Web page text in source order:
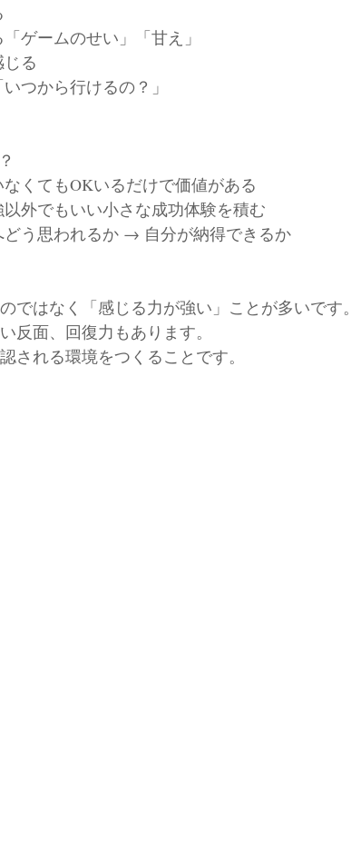
ゲームのせい」「甘え」
る
つから行けるの？」
くてもOKいるだけで価値がある
外でもいい小さな成功体験を積む
う思われるか → 自分が納得できるか
ではなく「感じる力が強い」ことが多いです。
面、回復力もあります。
される環境をつくることです。